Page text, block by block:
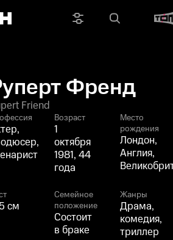
Френд
Friend
Возраст
1
октября
1981, 44
года
Место
рождения
Лондон,
Англия,
см
Семейное
положение
Состоит
в браке
Жанры
Драма,
комедия,
триллер